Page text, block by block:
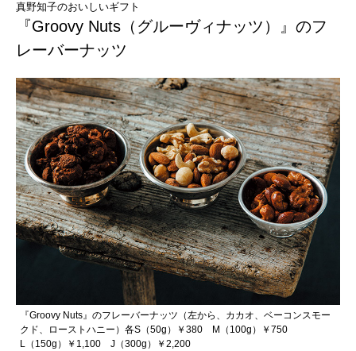
真野知子のおいしいギフト
『Groovy Nuts（グルーヴィナッツ）』のフ
レーバーナッツ
『Groovy Nuts』のフレーバーナッツ（左から、カカオ、ベーコンスモー
クド、ローストハニー）各S（50g）￥380 M（100g）￥750
L（150g）￥1,100 J（300g）￥2,200